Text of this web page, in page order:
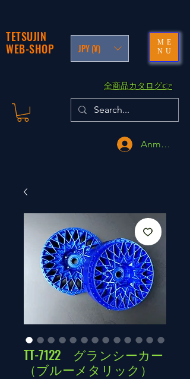
TETSUJIN
WEB-SHOP
JPY (¥)
ME
NU
​全商品カタログ👉
Anmelden
TT-7122 グランシーカー
（ブルーメタリック）